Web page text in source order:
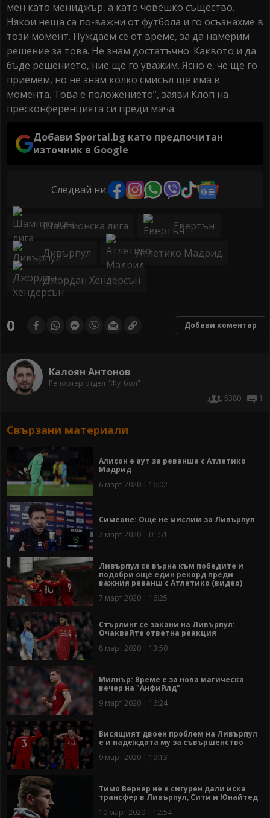
мен като мениджър, а като човешко същество.
Някои неща са по-важни от футбола и го осъзнахме в
този момент. Нуждаем се от време, за да намерим
решение за това. Не знам достатъчно. Каквото и да
бъде решението, ние ще го уважим. Ясно е, че ще го
приемем, но не знам колко смисъл ще има в
момента. Това е положението”, заяви Клоп на
пресконференцията си преди мача.
Добави Sportal.bg като предпочитан
източник в Google
Следвай ни:
Шампионска лига Евертън
Ливърпул Атлетико Мадрид
Джордан Хендерсън
0 Добави коментар
Калоян Антонов
Репортер отдел "Футбол"
5380
1
Свързани материали
Алисон е аут за реванша с Атлетико
Мадрид
6 март 2020 | 16:02
Симеоне: Още не мислим за Ливърпул
7 март 2020 | 01:51
Ливърпул се върна към победите и
подобри още един рекорд преди
важния реванш с Атлетико (видео)
7 март 2020 | 16:25
Стърлинг се закани на Ливърпул:
Очаквайте ответна реакция
8 март 2020 | 13:50
Милнър: Време е за нова магическа
вечер на "Анфийлд"
9 март 2020 | 16:24
Висящият двоен проблем на Ливърпул
е и надеждата му за съвършенство
9 март 2020 | 19:13
Тимо Вернер не е сигурен дали иска
трансфер в Ливърпул, Сити и Юнайтед
10 март 2020 | 12:54